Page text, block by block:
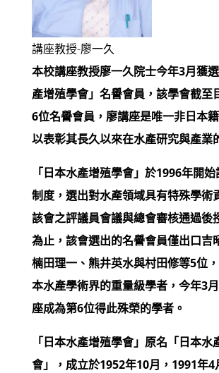
講座教授-廖一久
本校講座教授廖一久院士今年3月獲
產增殖學會」名譽會員，該學會截至
6位名譽會員，廖講座是唯一非日本
以表彰其長久以來在水產研究與產業
「日本水產增殖學會」於1996年開
制度，選出對水產領域具有特殊學術
該會之評議員會議與總會審核通過後
為止，該會選出的名譽會員僅出口吉
楠田理一、熊井英水與村田修等5位
本水產學術界的重量級學者，今年3
座成為第6位得此殊榮的學者。
「日本水產增殖學會」原名「日本水
會」，成立於1952年10月，1991年4